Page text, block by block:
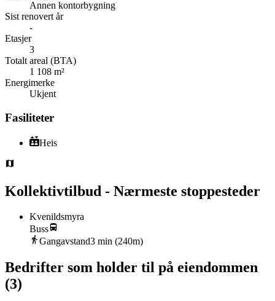
Annen kontorbygning
Sist renovert år
-
Etasjer
3
Totalt areal (BTA)
1 108 m²
Energimerke
Ukjent
Fasiliteter
Heis
Kollektivtilbud - Nærmeste stoppesteder
Kvenildsmyra
Buss
Gangavstand3 min (240m)
Bedrifter som holder til på eiendommen
(3)